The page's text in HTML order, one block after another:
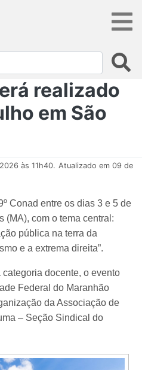
realizado
em São
às 11h40. Atualizado em 09 de
Conad entre os dias 3 e 5 de
(MA), com o tema central:
pública na terra da
e a extrema direita”.
docente, o evento
Federal do Maranhão
da Associação de
– Seção Sindical do